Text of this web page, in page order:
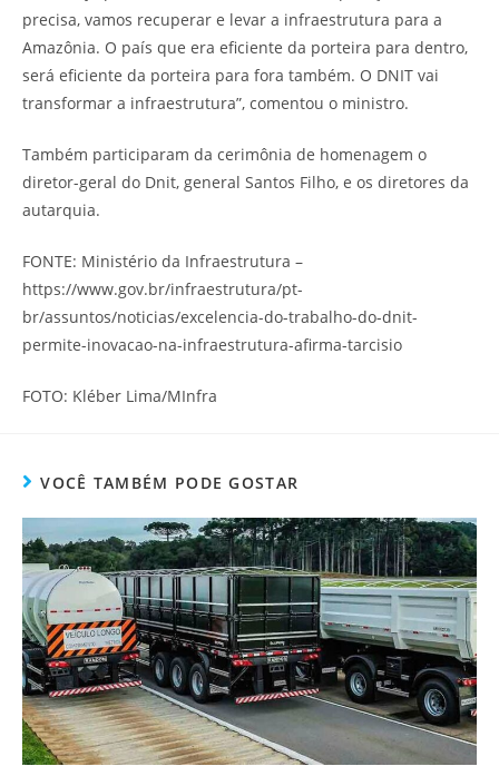
precisa, vamos recuperar e levar a infraestrutura para a
Amazônia. O país que era eficiente da porteira para dentro,
será eficiente da porteira para fora também. O DNIT vai
transformar a infraestrutura”, comentou o ministro.
Também participaram da cerimônia de homenagem o
diretor-geral do Dnit, general Santos Filho, e os diretores da
autarquia.
FONTE: Ministério da Infraestrutura –
https://www.gov.br/infraestrutura/pt-
br/assuntos/noticias/excelencia-do-trabalho-do-dnit-
permite-inovacao-na-infraestrutura-afirma-tarcisio
FOTO: Kléber Lima/MInfra
VOCÊ TAMBÉM PODE GOSTAR